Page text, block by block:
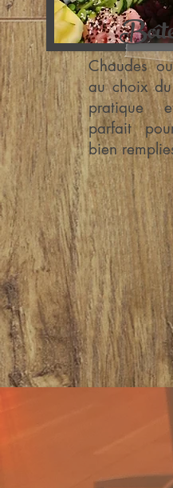
Chaudes
au choix
pratique
parfait
bien